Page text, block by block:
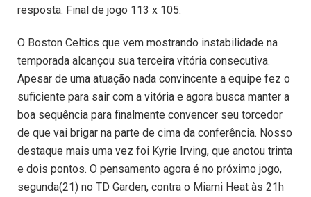
resposta. Final de jogo 113 x 105.
O Boston Celtics que vem mostrando instabilidade na
temporada alcançou sua terceira vitória consecutiva.
Apesar de uma atuação nada convincente a equipe fez o
suficiente para sair com a vitória e agora busca manter a
boa sequência para finalmente convencer seu torcedor
de que vai brigar na parte de cima da conferência. Nosso
destaque mais uma vez foi Kyrie Irving, que anotou trinta
e dois pontos. O pensamento agora é no próximo jogo,
segunda(21) no TD Garden, contra o Miami Heat às 21h